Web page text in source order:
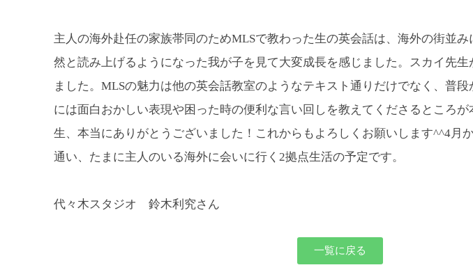
主人の海外赴任の家族帯同のためMLSで教わった生の英会話は、海外の街並
然と読み上げるようになった我が子を見て大変成長を感じました。スカイ先生
ました。MLSの魅力は他の英会話教室のようなテキスト通りだけでなく、普段
には面白おかしい表現や困った時の便利な言い回しを教えてくださるところ
生、本当にありがとうございました！これからもよろしくお願いします^^4月
通い、たまに主人のいる海外に会いに行く2拠点生活の予定です。
代々木スタジオ 鈴木利究さん
一覧に戻る